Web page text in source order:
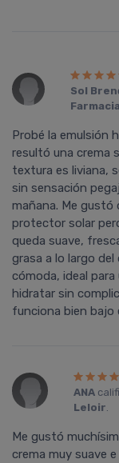
Sol
Probé la emulsión
resultó una crema
textura es liviana,
sin sensación
mañana. Me gustó
protector solar
queda suave,
grasa a lo largo del
cómoda, ideal
hidratar sin
funciona bien bajo
ANA
Leloir.
Me gustó
crema muy suave